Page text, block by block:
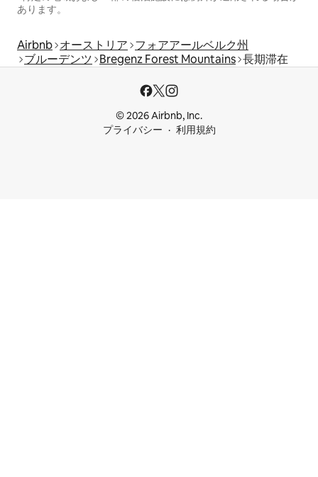
あります。
Airbnb オーストリア フォアアールベルク州
ブルーデンツ Bregenz Forest Mountains 長期滞在
© 2026 Airbnb, Inc.
プライバシー
利用規約